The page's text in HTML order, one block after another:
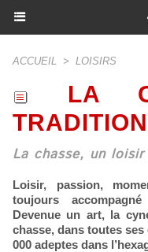
ACCUEIL > LOISIRS
LA
La chasse, un
Loisir, passion,
toujours
Devenue un art, la
chasse, dans toutes
000 adeptes dans